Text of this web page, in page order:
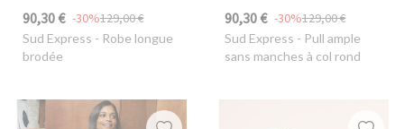
90,30 € 129,00 €
-30%
Sud Express - Robe longue
brodée
90,30 € 129,00 €
-30%
Sud Express - Pull ample
sans manches à col rond